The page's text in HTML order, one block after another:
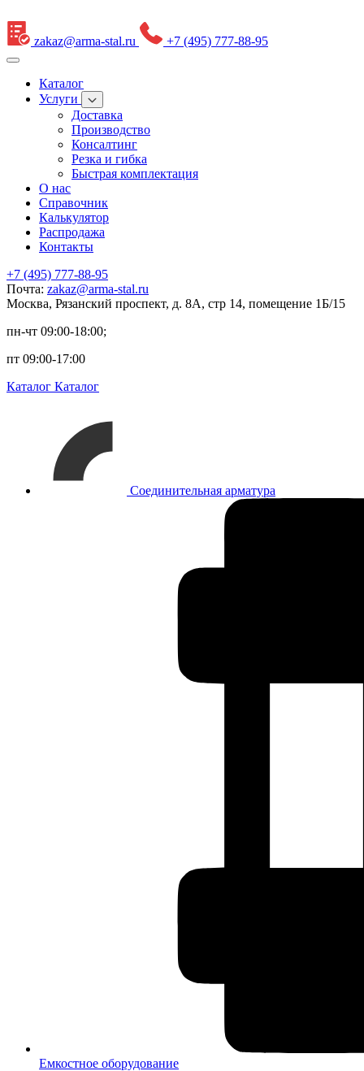
zakaz@arma-stal.ru +7 (495) 777-88-95
Каталог
Услуги
Доставка
Производство
Консалтинг
Резка и гибка
Быстрая комплектация
О нас
Справочник
Калькулятор
Распродажа
Контакты
+7 (495) 777-88-95
Почта: zakaz@arma-stal.ru
Москва, Рязанский проспект, д. 8А, стр 14, помещение 1Б/15
пн-чт 09:00-18:00;
пт 09:00-17:00
Каталог Каталог
Соединительная арматура
Емкостное оборудование